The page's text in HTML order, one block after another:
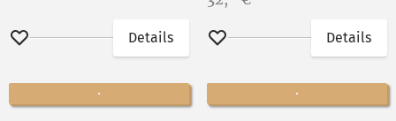
Merken
Details
Merken
Details